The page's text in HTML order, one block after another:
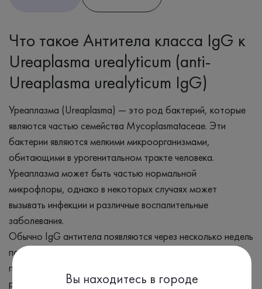
Что такое Антитела класса IgG к
Ureaplasma urealyticum (anti-
Ureaplasma urealyticum IgG)
Уреаплазма (Ureaplasma) — это род бактерий, которые
являются частью семейства Mycoplasmataceae. Эти
бактерии являются мелкими микроорганизмами,
обитающими в урогенитальном тракте человека.
Уреаплазма может быть частью нормальной
микрофлоры, однако в некоторых случаях может
вызывать инфекции и различные воспалительные
заболевания.
Обычно IgG антитела появляются через несколько недель
после инфицирования. Их концентрация в крови
постепенно увеличивается, что свидетельствует о
развитии адаптивного иммунного ответа.
Вы находитесь в городе